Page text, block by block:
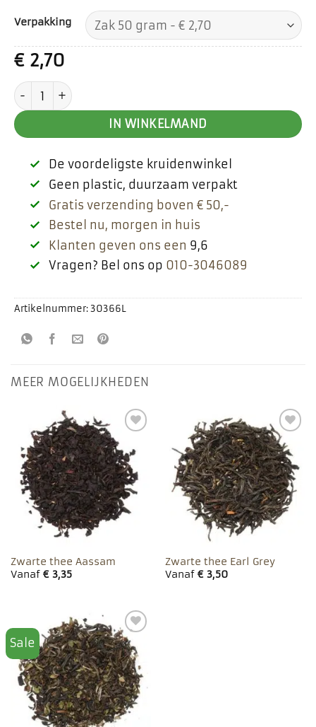
Verpakking
€2,70
Zwarte thee Ceylon aantal
IN WINKELMAND
De voordeligste kruidenwinkel
Geen plastic, duurzaam verpakt
Gratis verzending boven € 50,-
Bestel nu, morgen in huis
Klanten geven ons een 9,6
Vragen? Bel ons op 010-3046089
Artikelnummer:30366L
MEER MOGELIJKHEDEN
Toevoegen
aan
favorieten
Zwarte thee Aassam
Vanaf €3,35
Toevoegen
aan
favorieten
Zwarte thee Earl Grey
Vanaf €3,50
Sale
Toevoegen
aan
favorieten